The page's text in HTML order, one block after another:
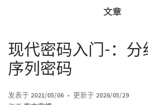
文章
现代密码入门-：分
序列密码
发表于 2021/05/06 更新于 2026/05/29